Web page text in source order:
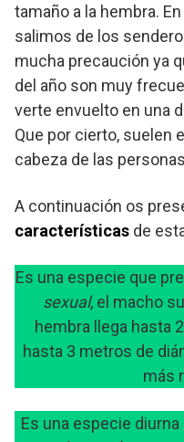
tamaño a la hembra.
salimos de los
mucha precaución ya
del año son muy
verte envuelto en una
Que por cierto, suelen
cabeza de las
A continuación os
características de
Es una especie que
sexual, el macho
hembra llega hasta
hasta 3 metros de
más
Es una especie diurna